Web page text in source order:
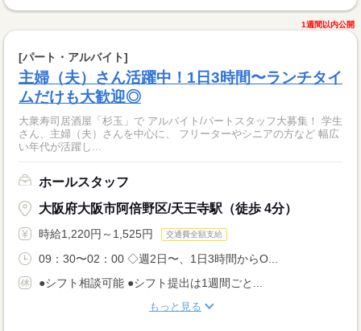
1週間以内公開
[パート・アルバイト]
主婦（夫）さん活躍中！1日3時間〜ランチタイ
ムだけも大歓迎◎
大衆寿司居酒屋「杉玉」で アルバイト/パートスタッフ大募集！ 学生
さん、主婦（夫）さんを中心に、 フリーターやシニアの方など 幅広
い年代が活躍し...
ホールスタッフ
大阪府大阪市阿倍野区/天王寺駅（徒歩 4分）
時給1,220円～1,525円 交通費全額支給
09：30〜02：00 ◇週2日〜、1日3時間からO...
●シフト相談可能 ●シフト提出は1週間ごと...
もっと見る